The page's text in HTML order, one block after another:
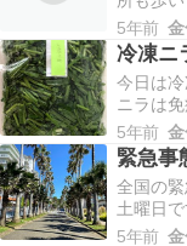
に色々
ったし
院に行
んと1日
なりまし
た♪そう
足の痺
た。特
事もあ
ありま
5年前
冷凍ニ
今日は
ニラは
いまし
ん物質
9.6倍に
初めて
日のお
す。み
5年前
緊急事
全国の
土曜日
る感じ
5年前